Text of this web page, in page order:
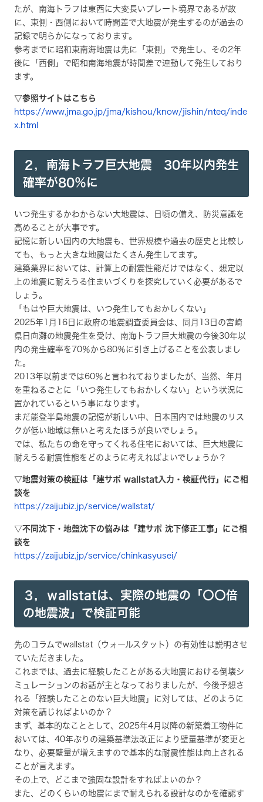
たが、南海トラフは東西に大変長いプレート境界であるが故
に、東側・西側において時間差で大地震が発生するのが過去の
記録で明らかになっております。
参考までに昭和東南海地震は先に「東側」で発生し、その2年
後に「西側」で昭和南海地震が時間差で連動して発生しており
ます。
▽参照サイトはこちら
https://www.jma.go.jp/jma/kishou/know/jishin/nteq/inde
x.html
２， 南海トラフ巨大地震 30年以内発生
確率が80％に
いつ発生するかわからない大地震は、日頃の備え、防災意識を
高めることが大事です。
記憶に新しい国内の大地震も、世界規模や過去の歴史と比較し
ても、もっと大きな地震はたくさん発生してます。
建築業界においては、計算上の耐震性能だけではなく、想定以
上の地震に耐えうる住まいづくりを探究していく必要があるで
しょう。
「もはや巨大地震は、いつ発生してもおかしくない」
2025年1月16日に政府の地震調査委員会は、同月13日の宮崎
県日向灘の地震発生を受け、南海トラフ巨大地震の今後30年以
内の発生確率を70％から80％に引き上げることを公表しまし
た。
2013年以前までは60％と言われておりましたが、当然、年月
を重ねるごとに「いつ発生してもおかしくない」という状況に
置かれているという事になります。
まだ能登半島地震の記憶が新しい中、日本国内では地震のリス
クが低い地域は無いと考えたほうが良いでしょう。
では、私たちの命を守ってくれる住宅においては、巨大地震に
耐えうる耐震性能をどのように考えればよいでしょうか？
▽地震対策の検証は「建サポ wallstat入力・検証代行」にご相
談を
https://zaijubiz.jp/service/wallstat/
▽不同沈下・地盤沈下の悩みは「建サポ 沈下修正工事」にご相
談を
https://zaijubiz.jp/service/chinkasyusei/
３， ｗallstatは、実際の地震の「〇〇倍
の地震波」で検証可能
先のコラムでwallstat（ウォールスタット）の有効性は説明させ
ていただきました。
これまでは、過去に経験したことがある大地震における倒壊シ
ミュレーションのお話が主となっておりましたが、今後予想さ
れる「経験したことのない巨大地震」に対しては、どのように
対策を講じればよいのか？
まず、基本的なこととして、2025年4月以降の新築着工物件に
おいては、40年ぶりの建築基準法改正により壁量基準が変更と
なり、必要壁量が増えますので基本的な耐震性能は向上される
ことが言えます。
その上で、どこまで強固な設計をすればよいのか？
また、どのくらいの地震にまで耐えられる設計なのかを確認す